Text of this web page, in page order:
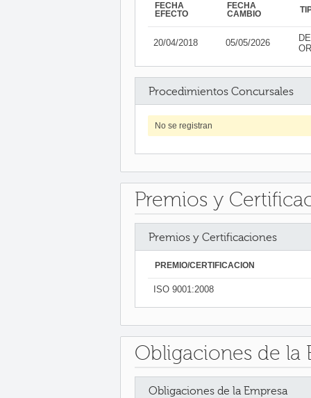
FECHA
EFECTO
FECHA
CAMBIO
20/04/2018 05/05/2026
Procedimientos Concursales
No se registran
Premios y
Premios y Certificaciones
PREMIO/CERTIFICACIÓN
ISO 9001:2008
Obligaciones de la
Obligaciones de la Empresa